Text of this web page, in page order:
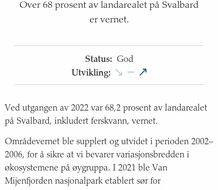
Over 68 prosent av landarealet på Svalbard
er vernet.
Status: God
Utvikling:
Ved utgangen av 2022 var 68,2 prosent av landarealet
på Svalbard, inkludert ferskvann, vernet.
Områdevernet ble supplert og utvidet i perioden 2002–
2006, for å sikre at vi bevarer variasjonsbredden i
økosystemene på øygruppa. I 2021 ble Van
Mijenfjorden nasjonalpark etablert sør for